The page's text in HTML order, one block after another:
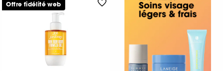
Offre fidélité web